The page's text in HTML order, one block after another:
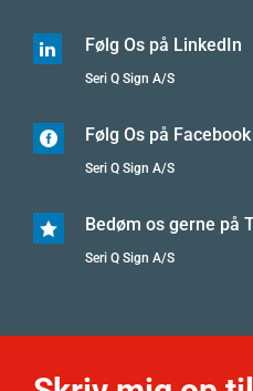
 Følg Os på LinkedIn
Seri Q Sign A/S
 Følg Os på Facebook
Seri Q Sign A/S
 Bedøm os gerne på
Seri Q Sign A/S